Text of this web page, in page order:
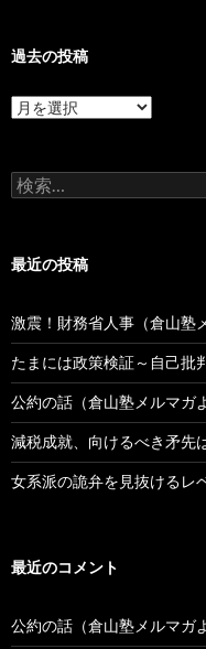
過去の投稿
過
去
稿
検
索:
最近の投稿
激震！財務省人事（倉山塾
たまには政策検証～自己批
公約の話（倉山塾メルマガ
減税成就、向けるべき矛先
女系派の詭弁を見抜けるレ
最近のコメント
公約の話（倉山塾メルマガ